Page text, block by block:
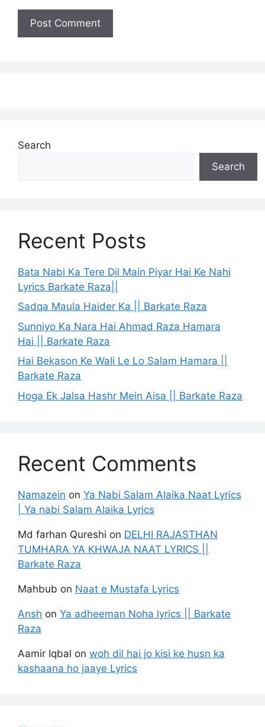
Search
Search
Recent Posts
Bata Nabi Ka Tere Dil Main Piyar Hai Ke Nahi
Lyrics Barkate Raza||
Sadqa Maula Haider Ka || Barkate Raza
Sunniyo Ka Nara Hai Ahmad Raza Hamara
Hai || Barkate Raza
Hai Bekason Ke Wali Le Lo Salam Hamara ||
Barkate Raza
Hoga Ek Jalsa Hashr Mein Aisa || Barkate Raza
Recent Comments
Namazein on Ya Nabi Salam Alaika Naat Lyrics
| Ya nabi Salam Alaika Lyrics
Md farhan Qureshi on DELHI RAJASTHAN
TUMHARA YA KHWAJA NAAT LYRICS ||
Barkate Raza
Mahbub on Naat e Mustafa Lyrics
Ansh on Ya adheeman Noha lyrics || Barkate
Raza
Aamir Iqbal on woh dil hai jo kisi ke husn ka
kashaana ho jaaye Lyrics